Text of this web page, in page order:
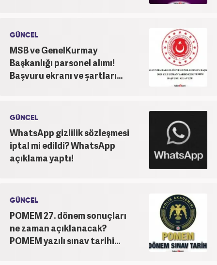
GÜNCEL
MSB ve GenelKurmay
Başkanlığı parsonel alımı!
Başvuru ekranı ve şartları...
GÜNCEL
WhatsApp gizlilik sözleşmesi
iptal mi edildi? WhatsApp
açıklama yaptı!
GÜNCEL
POMEM 27. dönem sonuçları
ne zaman açıklanacak?
POMEM yazılı sınav tarihi...